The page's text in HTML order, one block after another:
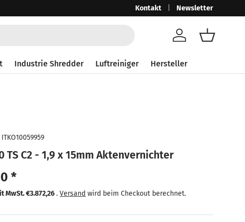
Ab 250,-€ netto mit MwSt. 297,50
Kontakt Newsletter
Konto
Industrie Shredder Luftreiniger Hersteller
ITKO10059959
TS C2 - 1,9 x 15mm Aktenvernichter
*
Preis
MwSt.€3.872,26.Versand wird beim Checkout berechnet.